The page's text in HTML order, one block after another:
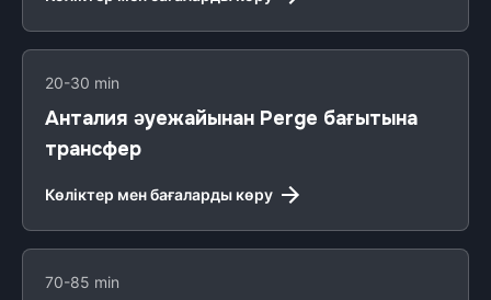
20-30 min
Анталия әуежайынан Perge бағытына
трансфер
Көліктер мен бағаларды көру
70-85 min